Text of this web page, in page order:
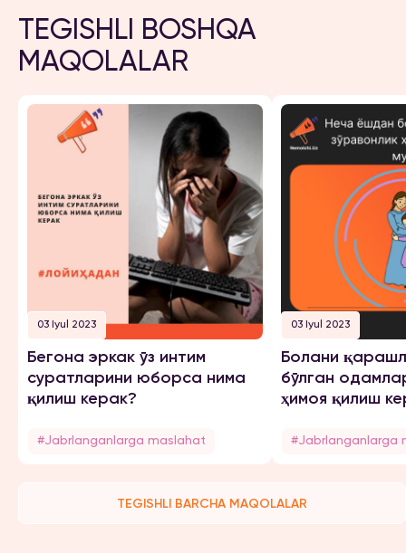
TEGISHLI BOSHQA
MAQOLALAR
03 Iyul 2023
Бегона эркак ўз интим
суратларини юборса нима
қилиш керак?
#Jabrlanganlarga maslahat
03 Iyul 2023
Болани
бўлган
ҳимоя қилиш
#Jabrlanganlarga
TEGISHLI BARCHA MAQOLALAR